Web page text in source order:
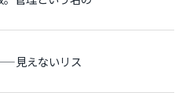
見えないリス